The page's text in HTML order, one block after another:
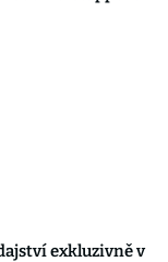
exkluzivně v